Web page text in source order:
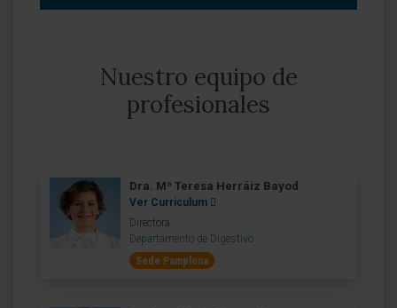
Nuestro equipo de
profesionales
Dra. Mª Teresa Herráiz Bayod
Ver Curriculum
Directora
Departamento de Digestivo
Sede Pamplona